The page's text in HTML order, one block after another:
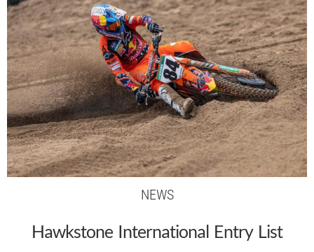
NEWS
Hawkstone International Entry List